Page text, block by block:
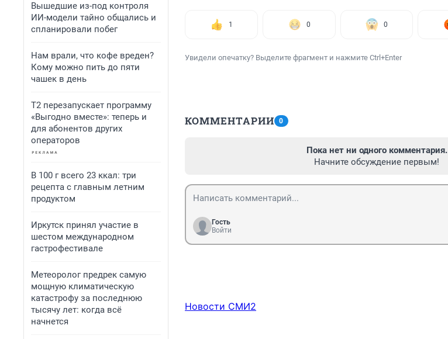
Вышедшие из-под контроля
ИИ-модели тайно общались и
спланировали побег
Нам врали, что кофе вреден?
Кому можно пить до пяти
чашек в день
Т2 перезапускает программу
«Выгодно вместе»: теперь и
для абонентов других
операторов
В 100 г всего 23 ккал: три
рецепта с главным летним
продуктом
Иркутск принял участие в
шестом международном
гастрофестивале
Метеоролог предрек самую
мощную климатическую
катастрофу за последнюю
тысячу лет: когда всё
начнется
1 0 0
Увидели опечатку? Выделите фрагмент и нажмите Ctrl+Enter
КОММЕНТАРИИ 0
Пока нет ни одного комментария.
Начните обсуждение первым!
Гость
Войти
Новости СМИ2